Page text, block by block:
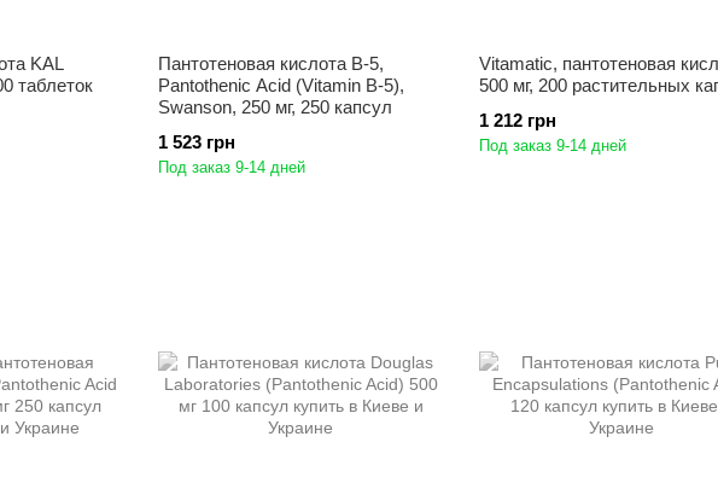
KAL
таблеток
Пантотеновая кислота B-5,
Pantothenic Acid (Vitamin B-5),
Swanson, 250 мг, 250 капсул
1 523 грн
Под заказ 9-14 дней
Vitamatic, пантотеновая
500 мг, 200 растительных
1 212 грн
Под заказ 9-14 дней